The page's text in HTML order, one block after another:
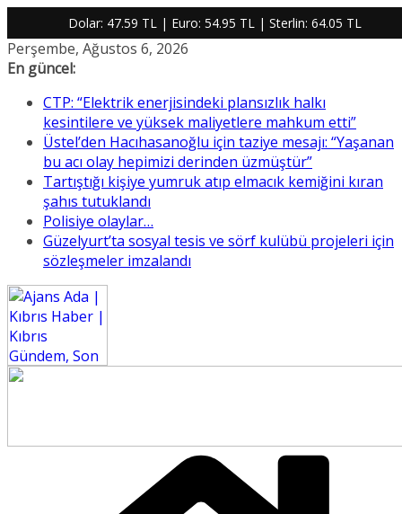
Dolar: 47.59 TL| Euro: 54.95 TL| Sterlin: 64.05 TL
Skip
to
Perşembe, Ağustos 6, 2026
En güncel:
CTP: “Elektrik enerjisindeki plansızlık halkı
kesintilere ve yüksek maliyetlere mahkum etti”
Üstel’den Hacıhasanoğlu için taziye mesajı: “Yaşanan
bu acı olay hepimizi derinden üzmüştür”
Tartıştığı kişiye yumruk atıp elmacık kemiğini kıran
şahıs tutuklandı
Polisiye olaylar…
Güzelyurt’ta sosyal tesis ve sörf kulübü projeleri için
sözleşmeler imzalandı